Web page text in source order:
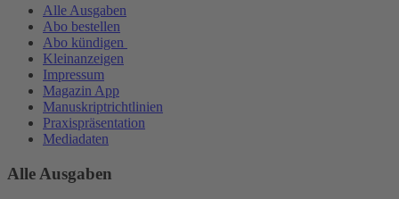
Alle Ausgaben
Abo bestellen
Abo kündigen
Kleinanzeigen
Impressum
Magazin App
Manuskriptrichtlinien
Praxispräsentation
Mediadaten
Alle Ausgaben